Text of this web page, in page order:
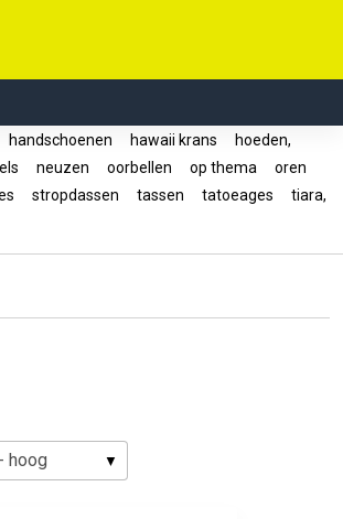
handschoenen hawaii krans
hoeden,
neuzen oorbellen op thema
oren
stropdassen tassen tatoeages
tiara,